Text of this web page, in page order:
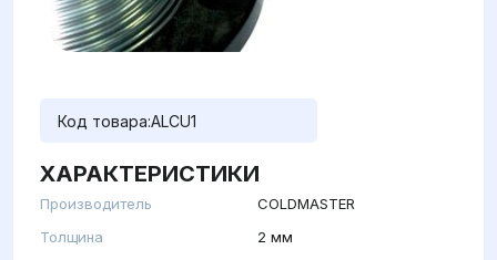
Код товара:ALCU1
ХАРАКТЕРИСТИКИ
Производитель
COLDMASTER
Толщина
2 мм